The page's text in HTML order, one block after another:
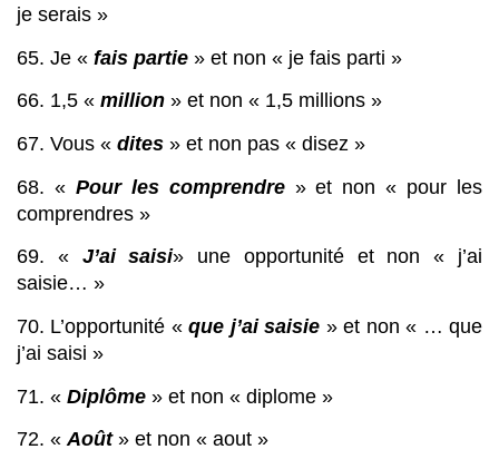
je serais »
65. Je « fais partie » et non « je fais parti »
66. 1,5 « million » et non « 1,5 millions »
67. Vous « dites » et non pas « disez »
68. « Pour les comprendre » et non « pour les
comprendres »
69. « J’ai saisi» une opportunité et non « j’ai
saisie… »
70. L’opportunité « que j’ai saisie » et non « … que
j’ai saisi »
71. « Diplôme » et non « diplome »
72. « Août » et non « aout »